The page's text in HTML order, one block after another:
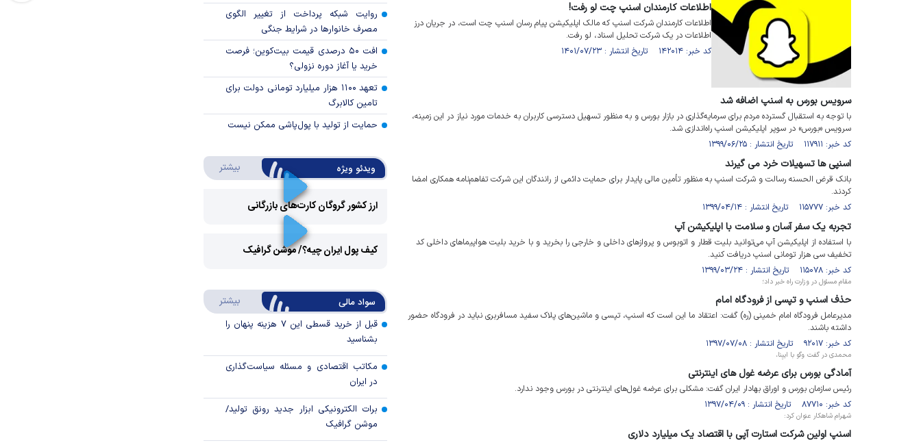
اطلاعات کارمندان اسنپ چت لو رفت!
اطلاعات کارمندان شرکت اسنپ که مالک اپلیکیشن پیام رسان اسنپ چت است، در جریان درز
اطلاعات در یک شرکت تحلیل اسناد، لو رفت.
کد خبر: ۱۴۲۰۱۴ تاریخ انتشار : ۱۴۰۱/۰۷/۲۳
سرویس بورس به اسنپ اضافه شد
با توجه به استقبال گسترده مردم برای سرمایه‌گذاری در بازار بورس‌ و به منظور تسهیل دسترسی کاربران به خدمات مورد نیاز در این زمینه،
سرویس «‌بورس» در سوپر اپلیکیشن اسنپ راه‌اندازی شد.
کد خبر: ۱۱۷۹۱۱ تاریخ انتشار : ۱۳۹۹/۰۶/۲۵
اسنپی ها تسهیلات خرد می گیرند
بانک قرض الحسنه رسالت و شرکت اسنپ به منظور تأمین مالی پایدار برای حمایت دائمی از رانندگان این شرکت تفاهم‌نامه‌ همکاری امضا
کردند.
کد خبر: ۱۱۵۷۷۷ تاریخ انتشار : ۱۳۹۹/۰۴/۱۴
تجربه یک سفر آسان و سلامت با اپلیکیشن آپ
با استفاده از اپلیکیشن آپ می‌توانید بلیت‌ قطار و اتوبوس و پروازهای داخلی و خارجی را بخرید و با خرید بلیت هواپیماهای داخلی کد
تخفیف سی هزار تومانی اسنپ دریافت کنید.
کد خبر: ۱۱۵۰۷۸ تاریخ انتشار : ۱۳۹۹/۰۳/۲۴
مقام مسئول در وزارت راه خبر داد؛
حذف اسنپ و تپسی از فرودگاه امام
مدیرعامل فرودگاه امام خمینی (ره) گفت: اعتقاد ما این است که اسنپ، تپسی و ماشین‌های پلاک سفید مسافربری نباید در فرودگاه حضور
داشته باشند.
کد خبر: ۹۲۰۱۷ تاریخ انتشار : ۱۳۹۷/۰۷/۰۸
محمدی در گفت وگو با ایبِنا،
آمادگی بورس برای عرضه غول های اینترنتی
رئیس سازمان بورس و اوراق بهادار ایران گفت: مشکلی برای عرضه غول‌های اینترنتی در بورس وجود ندارد.
کد خبر: ۸۷۷۱۰ تاریخ انتشار : ۱۳۹۷/۰۴/۰۹
شهرام شاهکار عنوان کرد:
اسنپ اولین شرکت استارت آپی با اقتصاد یک میلیارد دلاری
روایت شبکه پرداخت از تغییر الگوی
مصرف خانوار‌ها در شرایط جنگی
افت ۵۰ درصدی قیمت بیت‌کوین؛ فرصت
خرید یا آغاز دوره نزولی؟
تعهد ۱۱۰۰ هزار میلیارد تومانی دولت برای
تامین کالابرگ
حمایت از تولید با پول‌پاشی ممکن نیست
ویدئو ویژه بیشتر درباره ویدئو ویژه
ارز کشور گروگان کارت‌های بازرگانی
Video
کیف پول ایران چیه؟/ موشن گرافیک
سواد مالی بیشتر درباره سواد مالی
قبل از خرید قسطی این ۷ هزینه پنهان را
بشناسید
مکاتب اقتصادی و مسئله سیاست‌گذاری
در ایران
برات الکترونیکی ابزار جدید رونق تولید/
موشن گرافیک